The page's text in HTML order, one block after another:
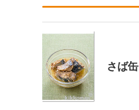
さば缶